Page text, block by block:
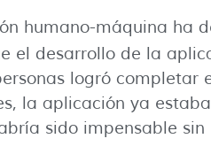
humano-máquina ha
el desarrollo de la
logró completar
la aplicación ya
sido impensable